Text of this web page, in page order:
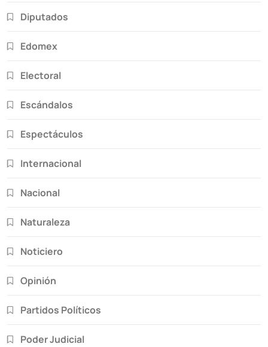
Diputados
Edomex
Electoral
Escándalos
Espectáculos
Internacional
Nacional
Naturaleza
Noticiero
Opinión
Partidos Políticos
Poder Judicial